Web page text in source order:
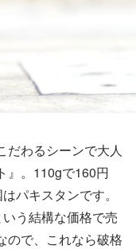
だわるシーンで大人
』。110gで160円
パキスタンです。
う結構な価格で売
ので、これなら破格